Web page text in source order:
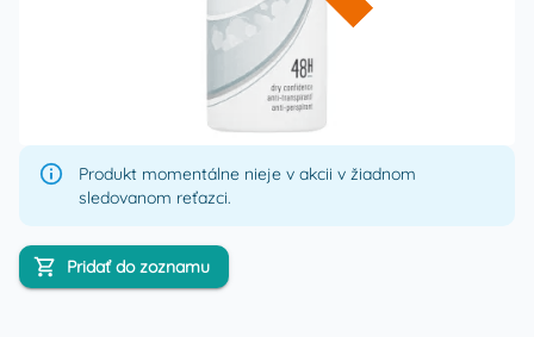
Produkt momentálne nieje v akcii v žiadnom
sledovanom reťazci.
Pridať do zoznamu